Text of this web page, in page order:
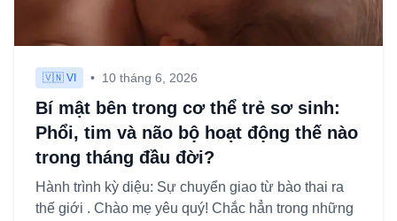
🇻🇳 VI • 10 tháng 6, 2026
Bí mật bên trong cơ thể trẻ sơ sinh:
Phổi, tim và não bộ hoạt động thế nào
trong tháng đầu đời?
Hành trình kỳ diệu: Sự chuyển giao từ bào thai ra
thế giới . Chào mẹ yêu quý! Chắc hẳn trong những